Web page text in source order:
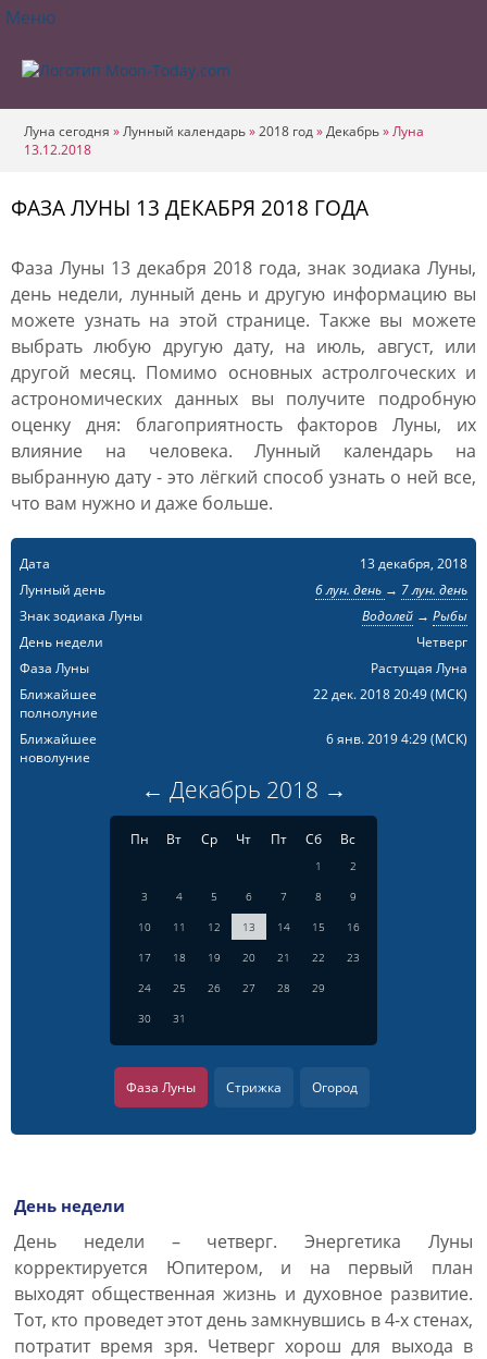
Меню
Луна сегодня »Лунный календарь»2018 год»Декабрь»Луна
13.12.2018
ФАЗА ЛУНЫ 13 ДЕКАБРЯ 2018 ГОДА
Фаза Луны 13 декабря 2018 года, знак зодиака Луны,
день недели, лунный день и другую информацию вы
можете узнать на этой странице. Также вы можете
выбрать любую другую дату, на июль, август, или
другой месяц. Помимо основных астролгоческих и
астрономических данных вы получите подробную
оценку дня: благоприятность факторов Луны, их
влияние на человека. Лунный календарь на
выбранную дату - это лёгкий способ узнать о ней все,
что вам нужно и даже больше.
Дата
13 декабря, 2018
Лунный день
6 лун. день → 7 лун. день
Знак зодиака Луны
Водолей→ Рыбы
День недели
Четверг
Фаза Луны
Растущая Луна
Ближайшее
полнолуние
22 дек. 2018 20:49(МСК)
Ближайшее
новолуние
6 янв. 2019 4:29(МСК)
← Декабрь 2018 →
Пн Вт Ср Чт Пт Сб Вс
1
2
3
4 5 6 7 8
9
10
11 12 13 14 15
16
17
18 19 20 21 22
23
24
25 26 27 28
29
30
31
Фаза Луны Стрижка Огород
День недели
День недели – четверг. Энергетика Луны
корректируется Юпитером, и на первый план
выходят общественная жизнь и духовное развитие.
Тот, кто проведет этот день замкнувшись в 4-х стенах,
потратит время зря. Четверг хорош для выхода в